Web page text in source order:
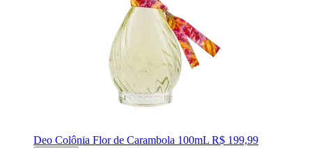
Deo Colônia Flor de Carambola 100mL R$ 199,99